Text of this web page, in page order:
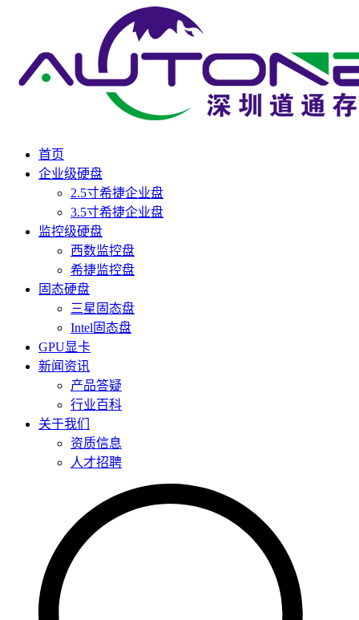
首页
企业级硬盘
2.5寸希捷企业盘
3.5寸希捷企业盘
监控级硬盘
西数监控盘
希捷监控盘
固态硬盘
三星固态盘
Intel固态盘
GPU显卡
新闻资讯
产品答疑
行业百科
关于我们
资质信息
人才招聘